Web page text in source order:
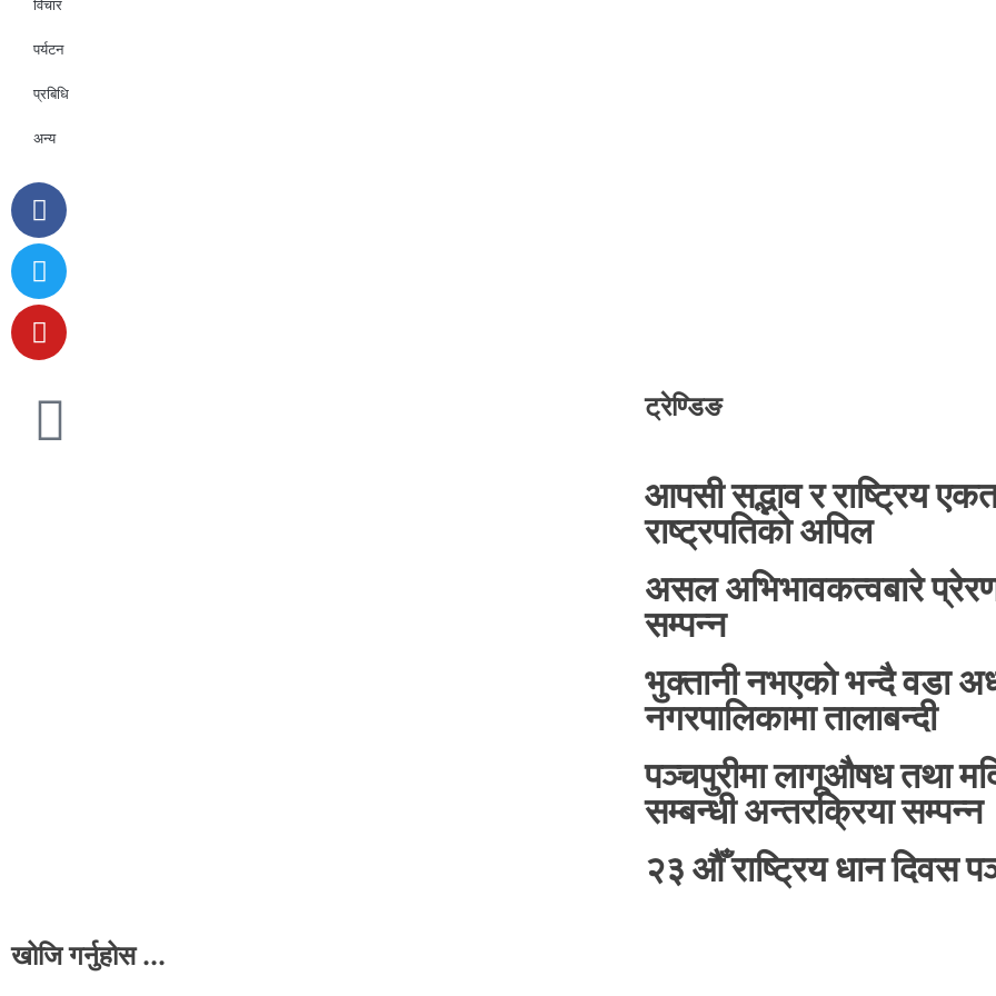
विचार
पर्यटन
प्रबिधि
अन्य
ट्रेण्डिङ
आपसी सद्भाव र राष्ट्रिय
राष्ट्रपतिको अपिल
असल अभिभावकत्वबारे
सम्पन्न
भुक्तानी नभएको भन्दै वडा
नगरपालिकामा तालाबन्दी
पञ्चपुरीमा लागूऔषध तथा
सम्बन्धी अन्तरक्रिया सम्पन्न
२३ औँ राष्ट्रिय धान दिवस
खोजि गर्नुहोस ...